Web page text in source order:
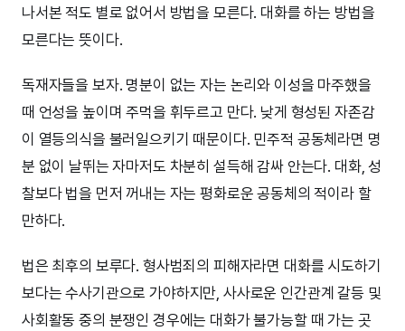
나서본 적도 별로 없어서 방법을 모른다. 대화를 하는 방법을
모른다는 뜻이다.
독재자들을 보자. 명분이 없는 자는 논리와 이성을 마주했을
때 언성을 높이며 주먹을 휘두르고 만다. 낮게 형성된 자존감
이 열등의식을 불러일으키기 때문이다. 민주적 공동체라면 명
분 없이 날뛰는 자마저도 차분히 설득해 감싸 안는다. 대화, 성
찰보다 법을 먼저 꺼내는 자는 평화로운 공동체의 적이라 할
만하다.
법은 최후의 보루다. 형사범죄의 피해자라면 대화를 시도하기
보다는 수사기관으로 가야하지만, 사사로운 인간관계 갈등 및
사회활동 중의 분쟁인 경우에는 대화가 불가능할 때 가는 곳